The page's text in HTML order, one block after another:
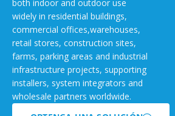
both indoor and outdoor use
widely in residential buildings,
commercial offices,warehouses,
retail stores, construction sites,
farms, parking areas and industrial
infrastructure projects, supporting
installers, system integrators and
wholesale partners worldwide.